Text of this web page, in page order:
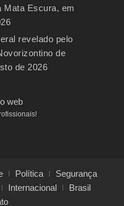
Mata Escura, em
revelado pelo
de
de 2026
Política
Segurança
Internacional
Brasil